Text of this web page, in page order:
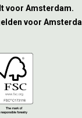
voor Amsterdam.
voor